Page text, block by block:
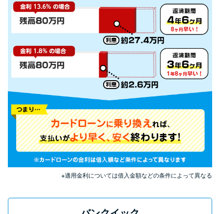
安や審査に通らない理由
ブラックでもお金を借りるに
は？3つの判断基準と工面法
アコムはブラックでも審査に通
る？ 自分がブラックか確かめる
方法
アコムとレイクどっちがいい
の？ カードローンの選び方を徹
底解説！
説！ もっとも便利でお得な返済
※適用金利については借入金額などの条件によって異なる